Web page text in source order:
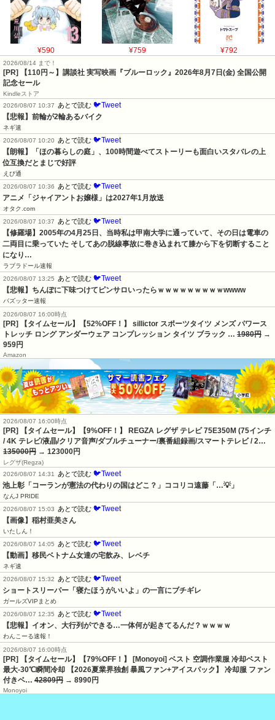
¥590 ¥759 ¥792
2026/08/14 まで！
[PR]
【110円～】講談社 実写映画『ブルーロック』2026年8月7日(金) 全国公開
記念セール
Kindleストア
2026/08/07 10:37
あとで読む 🐦Tweet
【悲報】前輪が2輪あるバイク
ネギ速
2026/08/07 10:20
あとで読む 🐦Tweet
【朗報】「ほの暮らしの庭」、100時間遊べてストーリーも面白いスタバレの上
位互換だとまじで好評
えび通
2026/08/07 10:36
あとで読む 🐦Tweet
アニメ「ジャイアントお嬢様」は2027年1月放送
オタク.com
2026/08/07 10:37
あとで読む 🐦Tweet
【修羅場】2005年の4月25日、当時私は甲南大学に通っていて、その日は電車の
二両目に乗っていた そしてあの脱線事故に巻き込まれて膝から下を切断すること
になり…
ラブラドール速報
2026/08/07 13:25
あとで読む 🐦Tweet
【悲報】ちんぽに下味つけてピンサロいったらｗｗｗｗｗｗｗｗｗwwww
バズッター速報
2026/08/07 16:00時点
[PR] 【タイムセール】【52%OFF！】 sillictor スポーツタイツ メンズ パワース
トレッチ ロング アンダーウェア コンプレッション タイツ ブラック … 1980円 →
959円
Amazon
2026/08/07 16:00時点
[PR] 【タイムセール】【9%OFF！】 REGZA レグザ テレビ 75E350M (75インチ
/ 4K テレビ/液晶/クリア音声/ダブルチューナー/裏番組録画/スマートテレビ / 2…
135000円 → 123000円
レグザ(Regza)
2026/08/07 14:31
あとで読む 🐦Tweet
池上彰「コーランが憲法の代わりの国はどこ？」ココリコ遠藤「…💡」
なんJ PRIDE
2026/08/07 15:03
あとで読む 🐦Tweet
【画像】稲村亜美さん
いたしん！
2026/08/07 14:05
あとで読む 🐦Tweet
【動画】移民ベトナム女達の宅飲み、レベチ
ネギ速
2026/08/07 15:32
あとで読む 🐦Tweet
ショートスリーパー「寝たほうがいいよ」の一言にブチギレ
ガールズVIPまとめ
2026/08/07 12:35
あとで読む 🐦Tweet
【悲報】イオン、大行列ができる…一体何が起きてるんだ？ｗｗｗｗ
わんこーる速報！
2026/08/07 16:00時点
[PR] 【タイムセール】【79%OFF！】 [Monoyoi] ベスト 空調作業服 冷却ベスト
最大-30℃瞬間冷却 【2026夏業界独創 暴風ファン+アイスパック】 冷却服 ファン
付きベ… 42809円 → 8990円
Monoyoi